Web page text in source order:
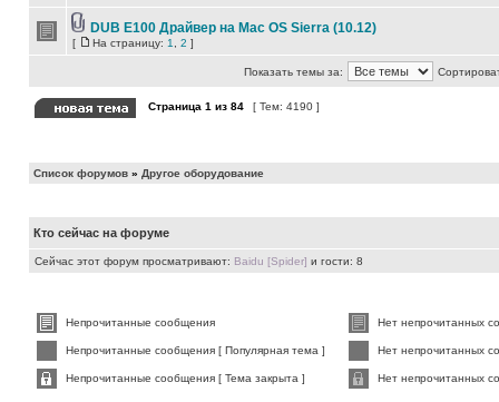
DUB E100 Драйвер на Mac OS Sierra (10.12)
[ На страницу: 1 2 ]
Показать темы за:
Страница 1 из 84 [ Тем: 4190 ]
Список форумов » Другое оборудование
Кто сейчас на форуме
Сейчас этот форум просматривают: Baidu [Spider] и гости: 8
Непрочитанные сообщения Нет непрочитанных
Непрочитанные сообщения [ Популярная тема ] Нет непрочитанных
Непрочитанные сообщения [ Тема закрыта ] Нет непрочитанных